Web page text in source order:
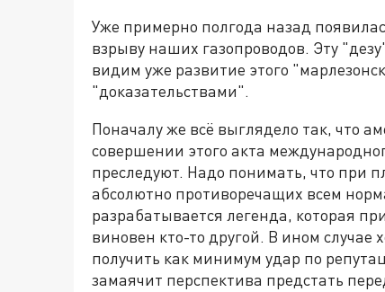
Уже примерно полгода назад
взрыву наших газопроводов. Эту
видим уже развитие этого
"доказательствами".
Поначалу же всё выглядело так, что
совершении этого акта
преследуют. Надо понимать, что при
абсолютно противоречащих всем
разрабатывается легенда, которая
виновен кто-то другой. В ином случае
получить как минимум удар по
замаячит перспектива предстать